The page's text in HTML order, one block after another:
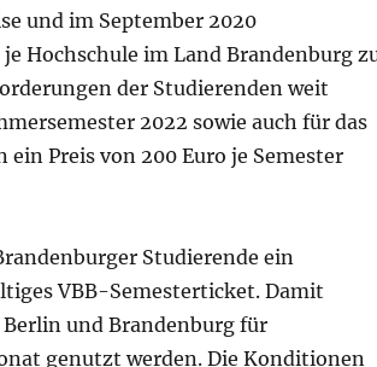
und im September 2020
Hochschule im Land Brandenburg
der Studierenden weit
2022 sowie auch für das
Preis von 200 Euro je Semester
Studierende ein
VBB-Semesterticket. Damit
und Brandenburg für
genutzt werden. Die Konditionen